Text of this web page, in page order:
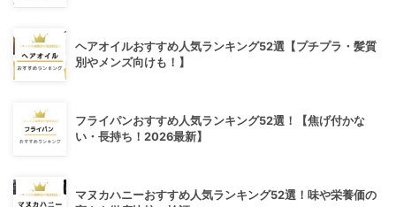
ヘアオイルおすすめ人気ランキング52選【プチプラ・髪質
別やメンズ向けも！】
フライパンおすすめ人気ランキング52選！【焦げ付かな
い・長持ち！2026最新】
マヌカハニーおすすめ人気ランキング52選！味や栄養価の